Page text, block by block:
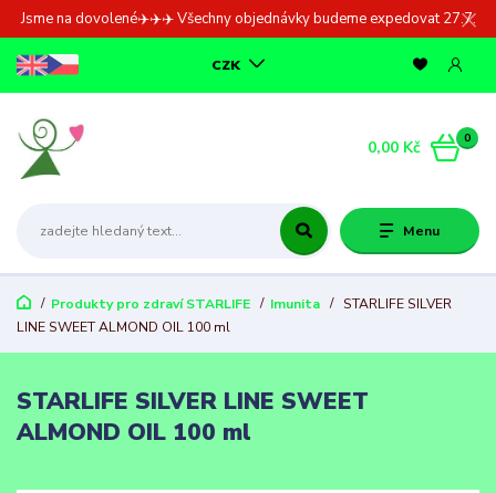
Jsme na dovolené✈️✈️✈️ Všechny objednávky budeme expedovat 27.7.
Menu
CZK
0
0,00 Kč
Produkty pro zdraví STARLIFE Imunita
STARLIFE SILVER
LINE SWEET ALMOND OIL 100 ml
STARLIFE SILVER LINE SWEET
ALMOND OIL 100 ml